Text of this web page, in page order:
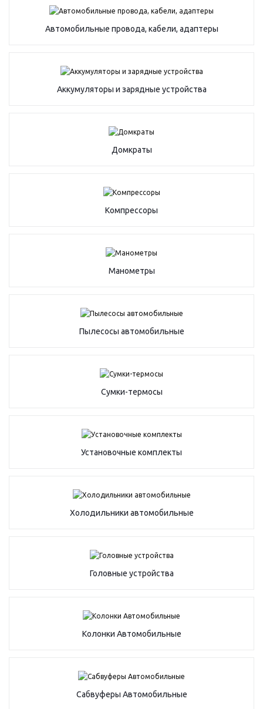
Автомобильные провода, кабели, адаптеры
Аккумуляторы и зарядные устройства
Домкраты
Компрессоры
Манометры
Пылесосы автомобильные
Сумки-термосы
Установочные комплекты
Холодильники автомобильные
Головные устройства
Колонки Автомобильные
Сабвуферы Автомобильные